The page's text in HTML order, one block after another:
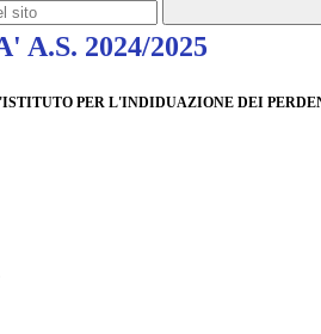
A.S. 2024/2025
PER L'INDIDUAZIONE DEI